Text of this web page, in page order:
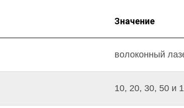
Значение
волоконный
10, 20, 30, 50 и